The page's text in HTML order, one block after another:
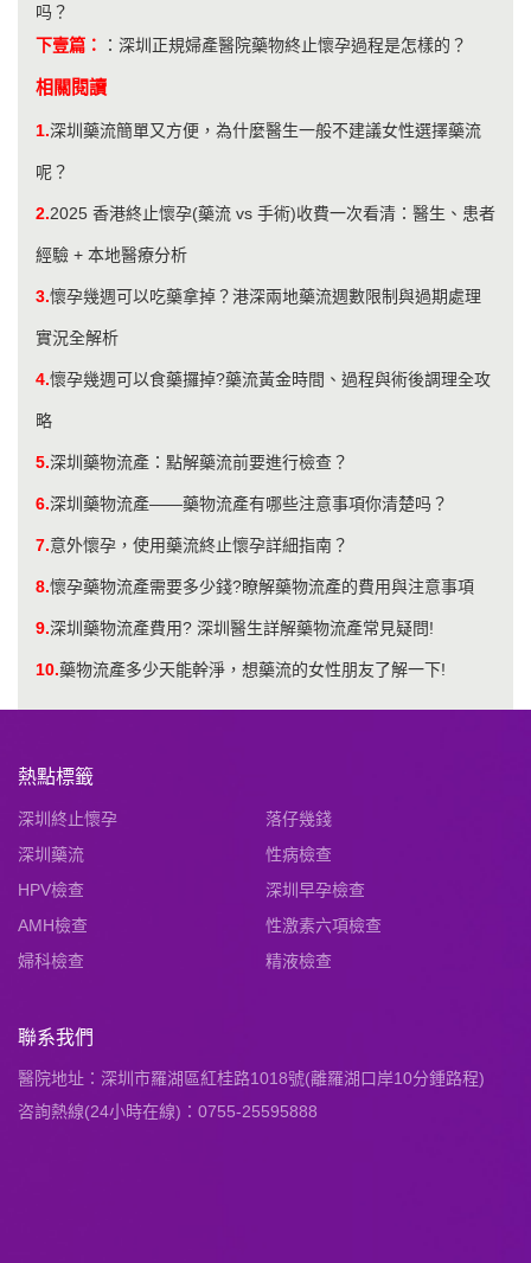
吗？
下壹篇：
： 深圳正規婦產醫院藥物終止懷孕過程是怎樣的？
相關閱讀
1.深圳藥流簡單又方便，為什麼醫生一般不建議女性選擇藥流
呢？
2.2025 香港終止懷孕(藥流 vs 手術)收費一次看清：醫生、患者
經驗 + 本地醫療分析
3.懷孕幾週可以吃藥拿掉？港深兩地藥流週數限制與過期處理
實況全解析
4.懷孕幾週可以食藥攞掉?藥流黃金時間、過程與術後調理全攻
略
5.深圳藥物流產：點解藥流前要進行檢查？
6.深圳藥物流產——藥物流產有哪些注意事項你清楚吗？
7.意外懷孕，使用藥流終止懷孕詳細指南？
8.懷孕藥物流產需要多少錢?瞭解藥物流產的費用與注意事項
9.深圳藥物流產費用? 深圳醫生詳解藥物流產常見疑問!
10.藥物流產多少天能幹淨，想藥流的女性朋友了解一下!
熱點標籤
深圳終止懷孕
落仔幾錢
深圳藥流
性病檢查
HPV檢查
深圳早孕檢查
AMH檢查
性激素六項檢查
婦科檢查
精液檢查
聯系我們
醫院地址：深圳市羅湖區紅桂路1018號(離羅湖口岸10分鍾路程)
咨詢熱線(24小時在線)：0755-25595888